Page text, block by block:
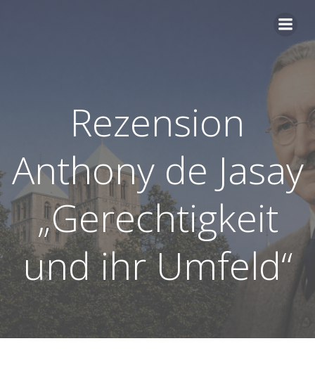
Rezension
Anthony de Jasay
„Gerechtigkeit
und ihr Umfeld“